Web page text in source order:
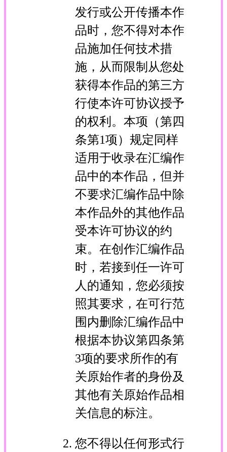
发行或公开传播本作
品时，您不得对本作
品施加任何技术措
施，从而限制从您处
获得本作品的第三方
行使本许可协议授予
的权利。本项（第四
条第1项）规定同样
适用于收录在汇编作
品中的本作品，但并
不要求汇编作品中除
本作品外的其他作品
受本许可协议的约
束。在创作汇编作品
时，若接到任一许可
人的通知，您必须按
照其要求，在可行范
围内删除汇编作品中
根据本协议第四条第
3项的要求所作的有
关原始作者的身份及
其他有关原始作品相
关信息的标注。
您不得以任何形式行